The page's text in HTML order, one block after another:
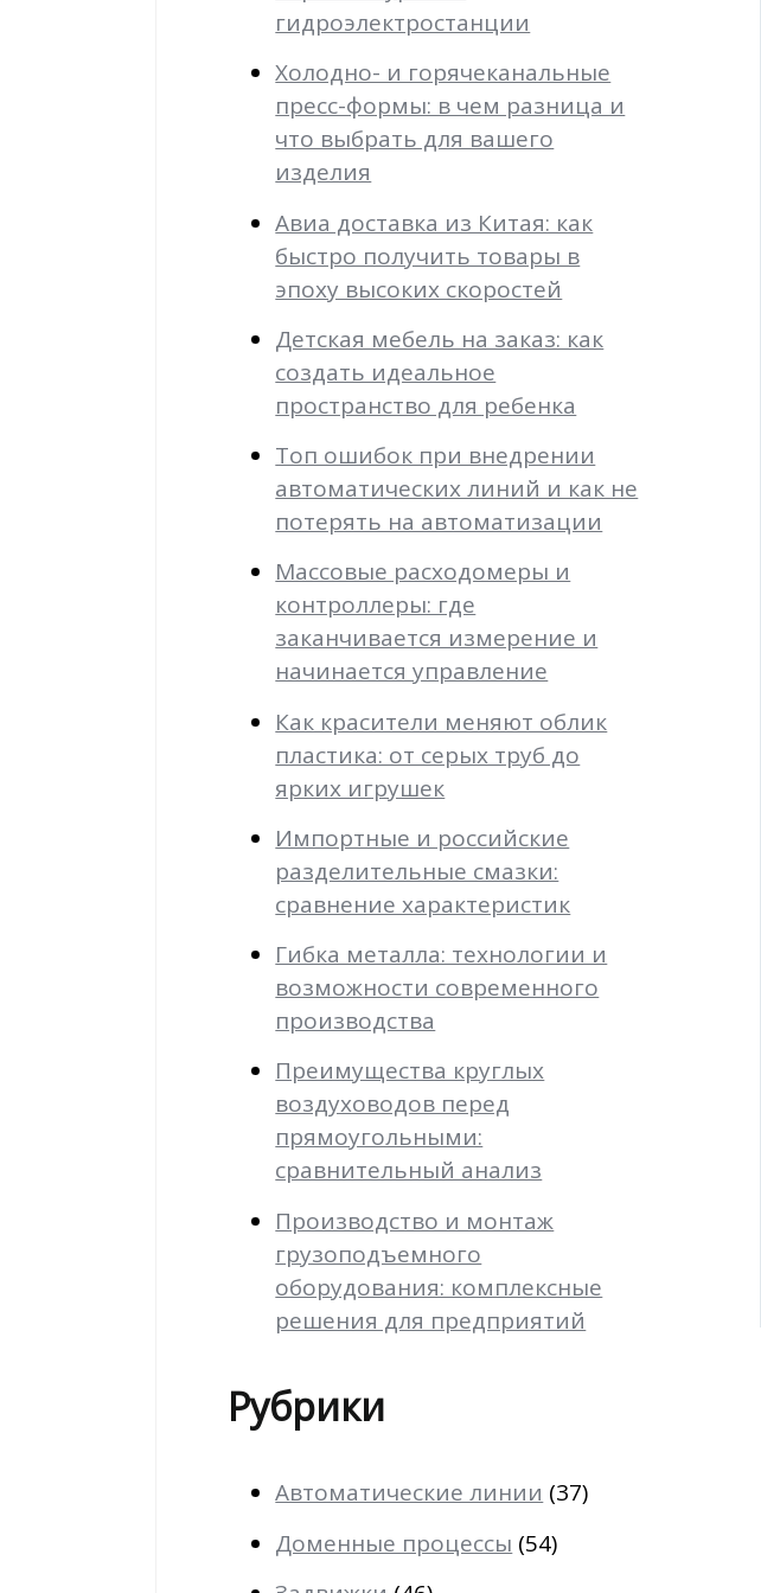
гидроэлектростанции
Холодно- и горячеканальные
пресс-формы: в чем разница и
что выбрать для вашего
изделия
Авиа доставка из Китая: как
быстро получить товары в
эпоху высоких скоростей
Детская мебель на заказ: как
создать идеальное
пространство для ребенка
Топ ошибок при внедрении
автоматических линий и как не
потерять на автоматизации
Массовые расходомеры и
контроллеры: где
заканчивается измерение и
начинается управление
Как красители меняют облик
пластика: от серых труб до
ярких игрушек
Импортные и российские
разделительные смазки:
сравнение характеристик
Гибка металла: технологии и
возможности современного
производства
Преимущества круглых
воздуховодов перед
прямоугольными:
сравнительный анализ
Производство и монтаж
грузоподъемного
оборудования: комплексные
решения для предприятий
Рубрики
Автоматические линии (37)
Доменные процессы (54)